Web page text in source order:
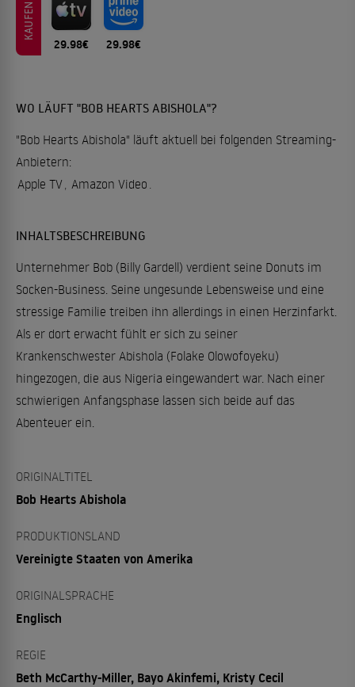
KAUFEN
29.98€ 29.98€
WO LÄUFT "BOB HEARTS ABISHOLA"?
"Bob Hearts Abishola" läuft aktuell bei folgenden Streaming-
Anbietern:
Apple TV, Amazon Video .
INHALTSBESCHREIBUNG
Unternehmer Bob (Billy Gardell) verdient seine Donuts im
Socken-Business. Seine ungesunde Lebensweise und eine
stressige Familie treiben ihn allerdings in einen Herzinfarkt.
Als er dort erwacht fühlt er sich zu seiner
Krankenschwester Abishola (Folake Olowofoyeku)
hingezogen, die aus Nigeria eingewandert war. Nach einer
schwierigen Anfangsphase lassen sich beide auf das
Abenteuer ein.
ORIGINALTITEL
Bob Hearts Abishola
PRODUKTIONSLAND
Vereinigte Staaten von Amerika
ORIGINALSPRACHE
Englisch
REGIE
Beth McCarthy-Miller, Bayo Akinfemi, Kristy Cecil